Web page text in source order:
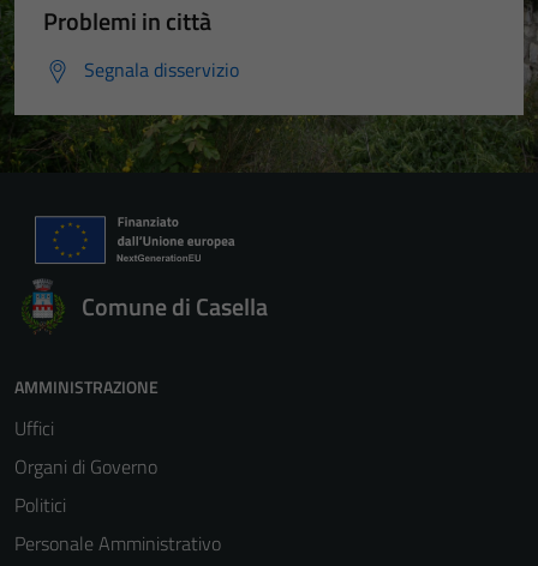
Problemi in città
Segnala disservizio
Comune di Casella
AMMINISTRAZIONE
Uffici
Organi di Governo
Politici
Personale Amministrativo